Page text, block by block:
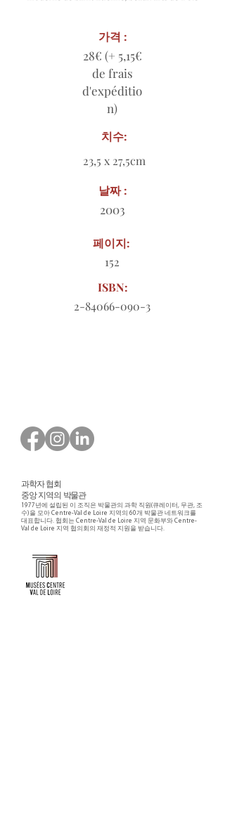
가격 :
28€ (+ 5,15€
de frais
d'expéditio
n)
치수:
23,5 x 27,5cm
날짜 :
2003
페이지:
152
ISBN:
2-84066-090-3
과학자 협회
중앙 지역의 박물관
1977년에 설립된 이 조직은 박물관의 과학 직원(큐레이터, 무관, 조
수)을 모아 Centre-Val de Loire 지역의 60개 박물관 네트워크를
대표합니다. 협회는 Centre-Val de Loire 지역 문화부와 Centre-
Val de Loire 지역 협의회의 재정적 지원을 받습니다.